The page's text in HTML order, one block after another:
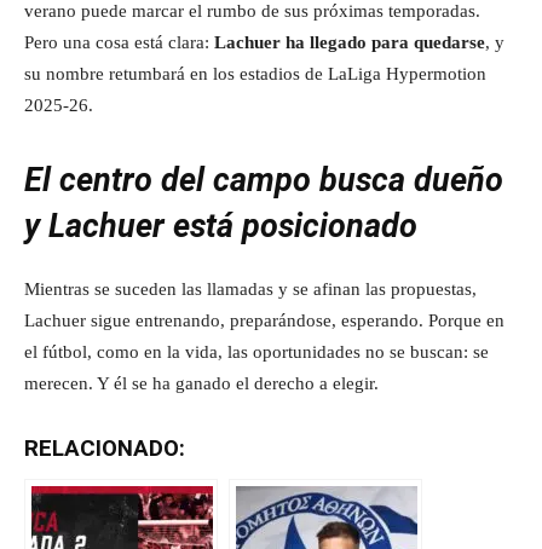
verano puede marcar el rumbo de sus próximas temporadas.
Pero una cosa está clara: Lachuer ha llegado para quedarse, y
su nombre retumbará en los estadios de LaLiga Hypermotion
2025-26.
El centro del campo busca dueño
y Lachuer está posicionado
Mientras se suceden las llamadas y se afinan las propuestas,
Lachuer sigue entrenando, preparándose, esperando. Porque en
el fútbol, como en la vida, las oportunidades no se buscan: se
merecen. Y él se ha ganado el derecho a elegir.
RELACIONADO: